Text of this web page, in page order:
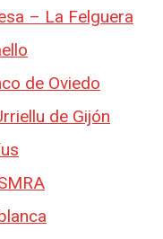
– La Felguera
de Oviedo
de Gijón